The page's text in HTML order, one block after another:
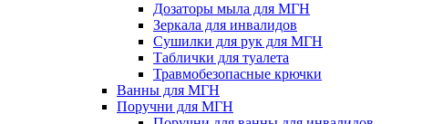
Дозаторы мыла для МГН
Зеркала для инвалидов
Сушилки для рук для МГН
Таблички для туалета
Травмобезопасные крючки
Ванны для МГН
Поручни для МГН